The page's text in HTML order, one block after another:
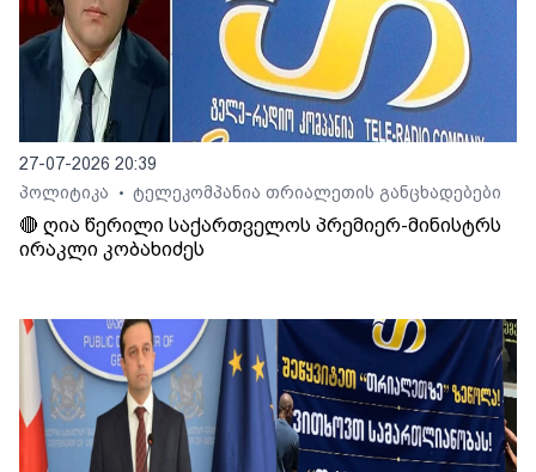
27-07-2026 20:39
პოლიტიკა
• ტელეკომპანია თრიალეთის განცხადებები
🔴 ღია წერილი საქართველოს პრემიერ-მინისტრს
ირაკლი კობახიძეს